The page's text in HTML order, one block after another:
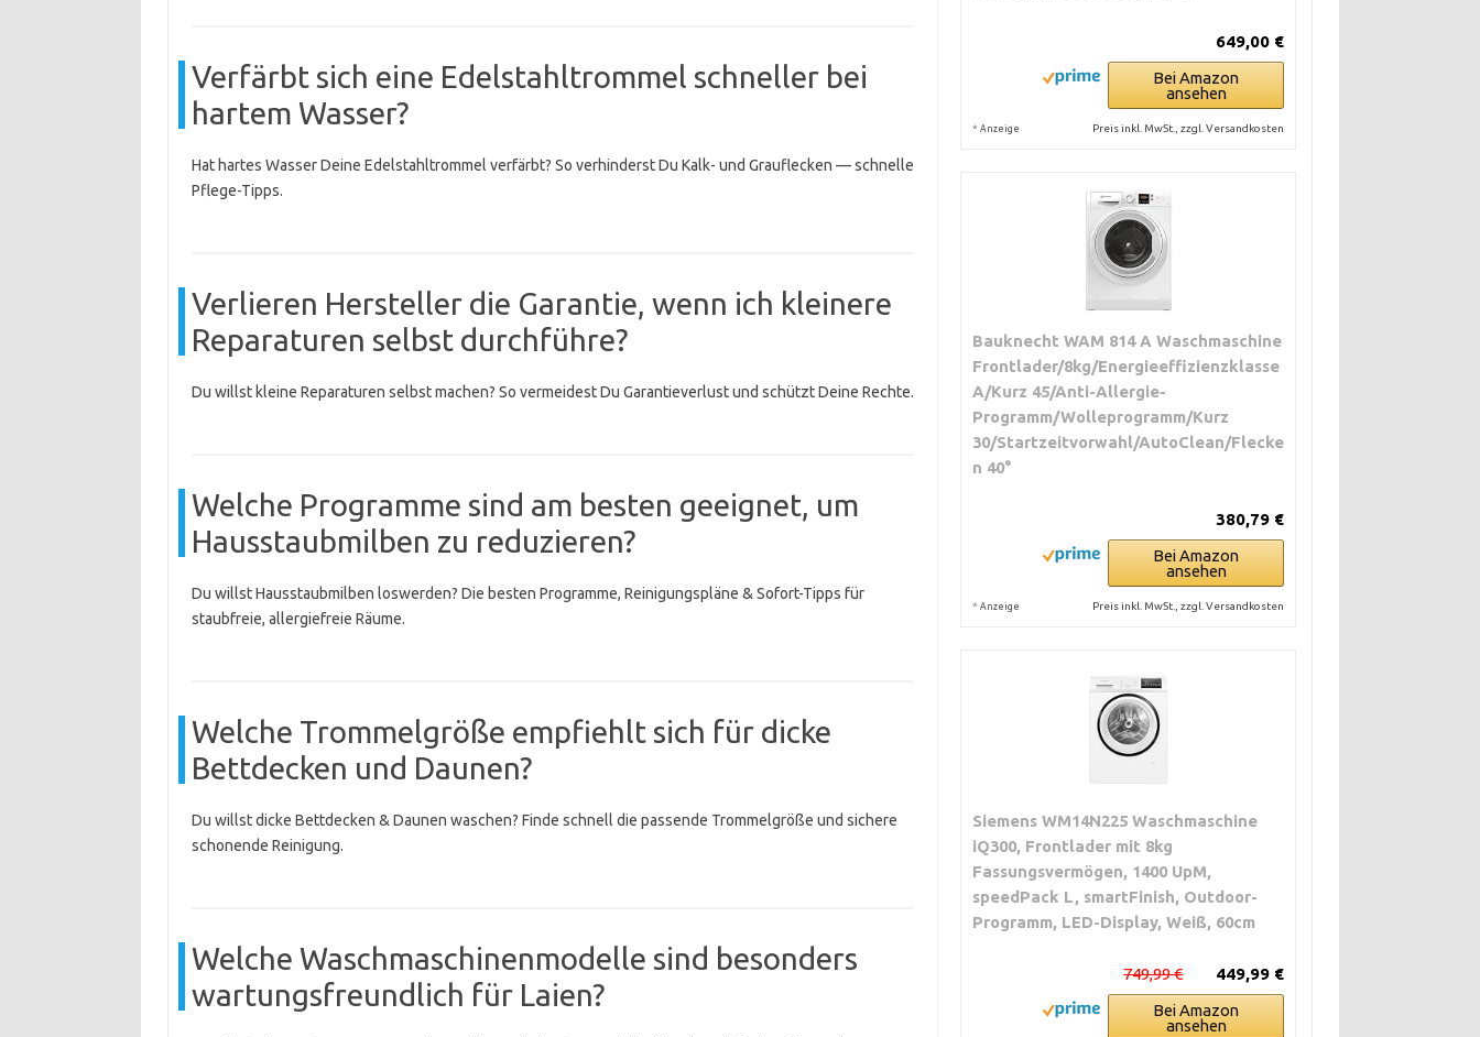
Verfärbt sich eine Edelstahltrommel schneller bei
hartem Wasser?
Hat hartes Wasser Deine Edelstahltrommel verfärbt? So verhinderst Du Kalk- und Grauflecken — schnelle
Pflege-Tipps.
Verlieren Hersteller die Garantie, wenn ich kleinere
Reparaturen selbst durchführe?
Du willst kleine Reparaturen selbst machen? So vermeidest Du Garantieverlust und schützt Deine Rechte.
Welche Programme sind am besten geeignet, um
Hausstaubmilben zu reduzieren?
Du willst Hausstaubmilben loswerden? Die besten Programme, Reinigungspläne & Sofort-Tipps für
staubfreie, allergiefreie Räume.
Welche Trommelgröße empfiehlt sich für dicke
Bettdecken und Daunen?
Du willst dicke Bettdecken & Daunen waschen? Finde schnell die passende Trommelgröße und sichere
schonende Reinigung.
Welche Waschmaschinenmodelle sind besonders
wartungsfreundlich für Laien?
649,00 €
Bei Amazon
ansehen
* Anzeige Preis inkl. MwSt., zzgl. Versandkosten
Bauknecht WAM 814 A Waschmaschine
Frontlader/8kg/Energieeffizienzklasse
A/Kurz 45/Anti-Allergie-
Programm/Wolleprogramm/Kurz
30/Startzeitvorwahl/AutoClean/Flecke
n 40°
380,79 €
Bei Amazon
ansehen
* Anzeige Preis inkl. MwSt., zzgl. Versandkosten
Siemens WM14N225 Waschmaschine
iQ300, Frontlader mit 8kg
Fassungsvermögen, 1400 UpM,
speedPack L, smartFinish, Outdoor-
Programm, LED-Display, Weiß, 60cm
449,99 €
749,99 €
Bei Amazon
ansehen